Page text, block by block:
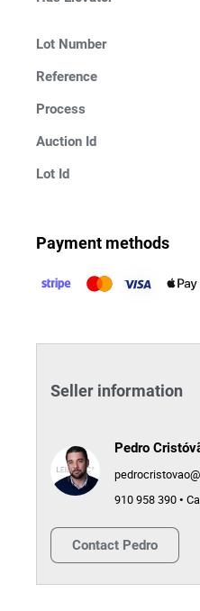
Lot Number
Reference
Process
Auction Id
Lot Id
Payment methods
Seller information
Pedro
910 958 390 •
Contact Pedro